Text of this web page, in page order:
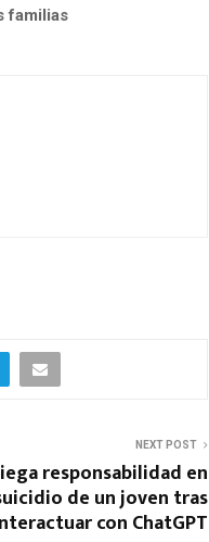
familias
NEXT POST
responsabilidad en
de un joven tras
con ChatGPT